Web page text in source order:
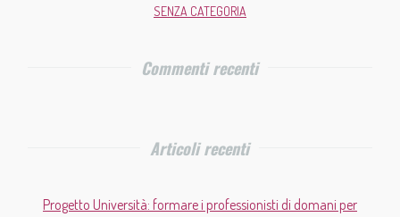
SENZA CATEGORIA
Commenti recenti
Articoli recenti
Progetto Università: formare i professionisti di domani per